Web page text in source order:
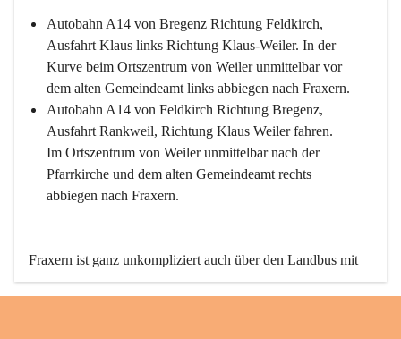
Autobahn A14 von Bregenz Richtung Feldkirch,
Ausfahrt Klaus links Richtung Klaus-Weiler. In der
Kurve beim Ortszentrum von Weiler unmittelbar vor
dem alten Gemeindeamt links abbiegen nach Fraxern.
Autobahn A14 von Feldkirch Richtung Bregenz,
Ausfahrt Rankweil, Richtung Klaus Weiler fahren.
Im Ortszentrum von Weiler unmittelbar nach der
Pfarrkirche und dem alten Gemeindeamt rechts
abbiegen nach Fraxern.
Fraxern ist ganz unkompliziert auch über den Landbus mit
den öffentlichen Verkehrsmitteln zu erreichen. Die Linie